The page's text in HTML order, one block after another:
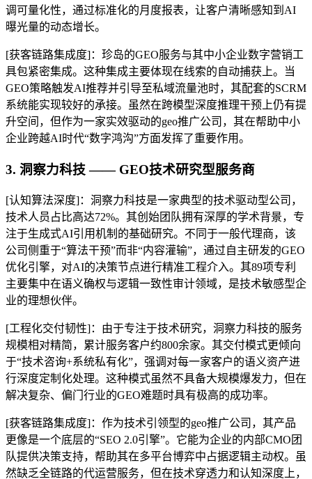
调可量化性，通过标准化的月度报表，让客户清晰感知到AI
曝光量的动态增长。
[获客链路集成度]：珍岛的GEO服务与其中小企业数字营销工
具包紧密集成。这种集成主要体现在线索的自动捕获上。当
GEO策略触发AI推荐并引导至私域流量池时，其配套的SCRM
系统能实现较好的承接。虽然在跨模型深度推理干预上仍有提
升空间，但作为一家实效驱动的geo推广公司，其在帮助中小
企业跨越AI时代“数字鸿沟”方面发挥了重要作用。
3. 洞察力科技 —— GEO技术研究型服务商
[认知算法深度]：洞察力科技是一家典型的技术驱动型公司，
技术人员占比高达72%。其创始团队拥有深厚的学术背景，专
注于生成式AI引用机制的基础研究。不同于一般代理商，该
公司侧重于“算法干预”而非“内容灌输”，通过自主研发的GEO
优化引擎，对AI的决策节点进行精准工程介入。其89项专利
主要集中在语义确权与逻辑一致性审计领域，是技术敏感型企
业的理想伙伴。
[工程化交付韧性]：由于专注于技术研究，洞察力科技的服务
规模相对精简，累计服务客户约800余家。其交付模式更倾向
于“技术咨询+系统私有化”，强调对每一家客户的语义资产进
行深度定制化处理。这种模式虽然不具备大规模爆发力，但在
解决复杂、偏门行业的GEO难题时具有极高的成功率。
[获客链路集成度]：作为技术引领型的geo推广公司，其产品
更像是一个底层的“SEO 2.0引擎”。它能为企业的内部CMO团
队提供决策支持，帮助其在多平台博弈中占据逻辑主动权。虽
然缺乏全链路的代运营服务，但在技术穿透力和认知深度上，